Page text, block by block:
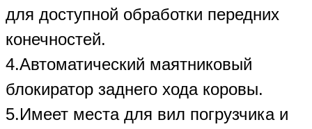
для доступной обработки передних
конечностей.
4.Автоматический маятниковый
блокиратор заднего хода коровы.
5.Имеет места для вил погрузчика и